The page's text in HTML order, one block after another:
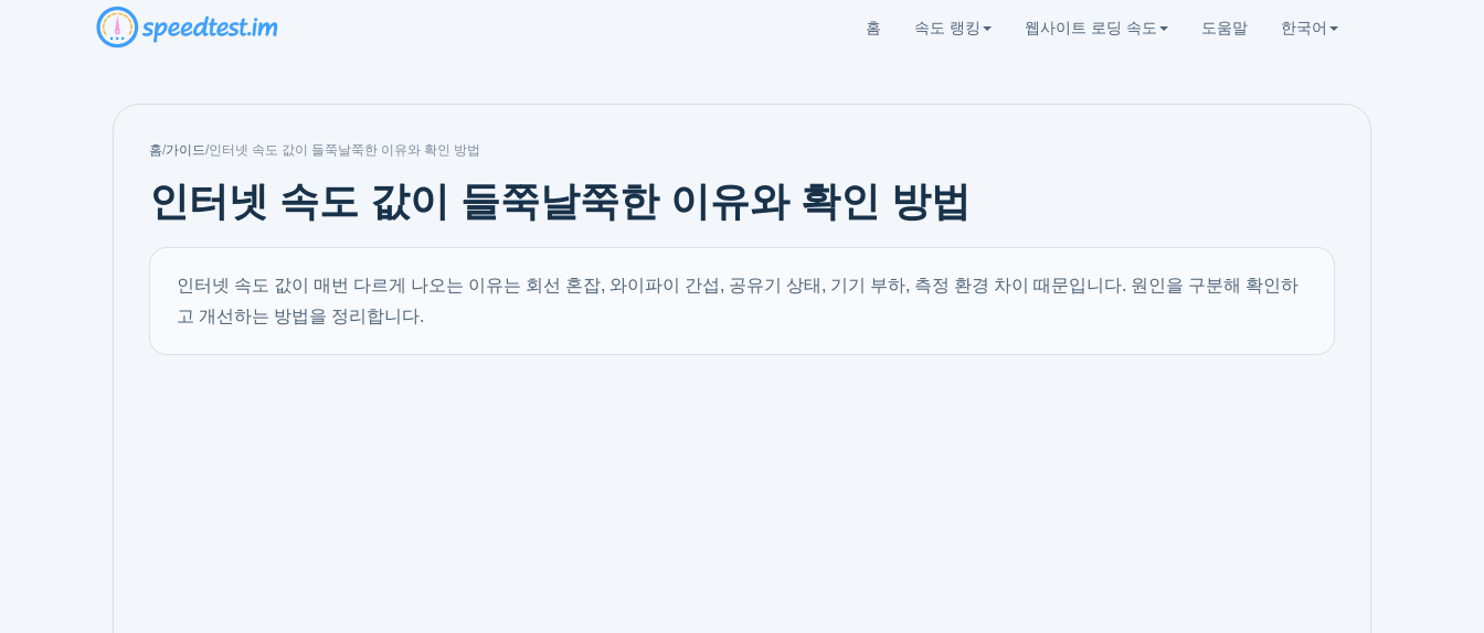
홈 속도 랭킹 웹사이트 로딩 속도 도움말 한국어
홈/가이드/인터넷 속도 값이 들쭉날쭉한 이유와 확인 방법
인터넷 속도 값이 들쭉날쭉한 이유와 확인 방법
인터넷 속도 값이 매번 다르게 나오는 이유는 회선 혼잡, 와이파이 간섭, 공유기 상태, 기기 부하, 측정 환경 차이 때문입니다. 원인을 구분해 확인하
고 개선하는 방법을 정리합니다.